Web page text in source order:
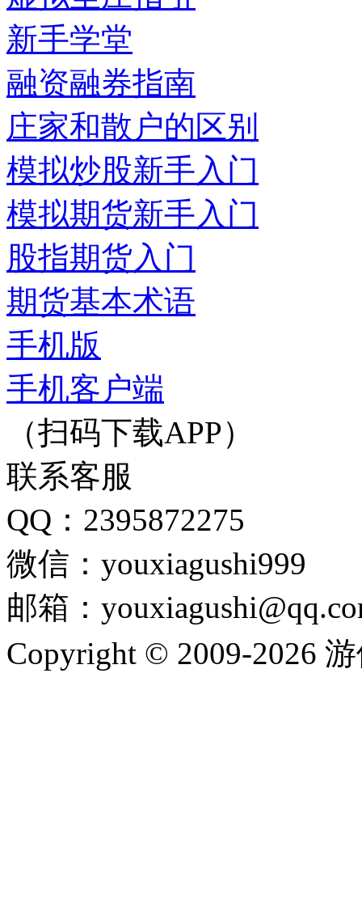
新手学堂
融资融券指南
庄家和散户的区别
模拟炒股新手入门
模拟期货新手入门
股指期货入门
期货基本术语
手机版
手机客户端
（扫码下载APP）
联系客服
QQ：2395872275
微信：youxiagushi999
邮箱：
Copyright © 2009-2026